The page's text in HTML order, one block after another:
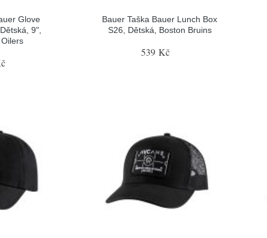
Glove
9",
Bauer Taška Bauer Lunch Box
S26, Dětská, Boston Bruins
539 Kč